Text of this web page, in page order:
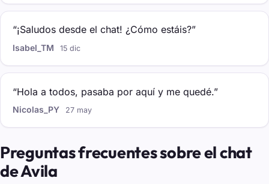
“¡Saludos desde el chat! ¿Cómo estáis?”
Isabel_TM 15 dic
“Hola a todos, pasaba por aquí y me quedé.”
Nicolas_PY 27 may
Preguntas frecuentes sobre el chat
de Avila